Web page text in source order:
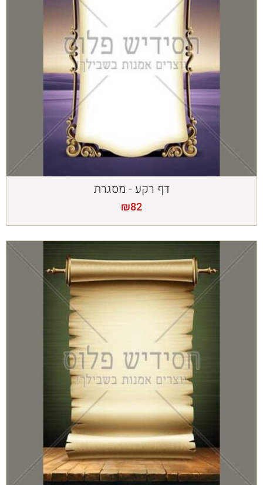
דף רקע - מסגרת
₪82